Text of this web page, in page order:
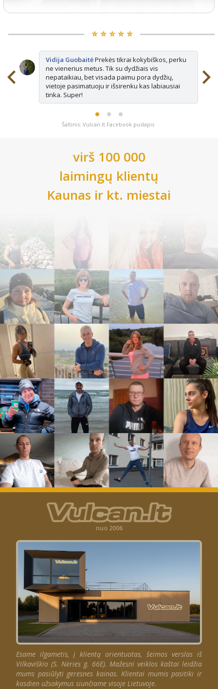
⭐️ ⭐️ ⭐️ ⭐️ ⭐️
Vidija GuobaitėPrekės tikrai kokybiškos, perku
ne vienerius metus. Tik su dydžiais vis
nepataikiau, bet visada paimu pora dydžių,
vietoje pasimatuoju ir išsirenku kas labiausiai
tinka. Super!
Šaltinis: Vulcan.lt Facebook puslapis
virš 100 000
laimingų klientų
Kaunas ir kt. miestai
nuo 2006
Esame ilgametis, į klientą orientuotas, šeimos verslas iš
Vilkaviškio (S. Nėries g. 66E). Mažesni veiklos kaštai leidžia
mums pasiūlyti geresnes kainas. Klientai mumis pasitiki ir
kasdien užsakymus siunčiame visoje Lietuvoje.